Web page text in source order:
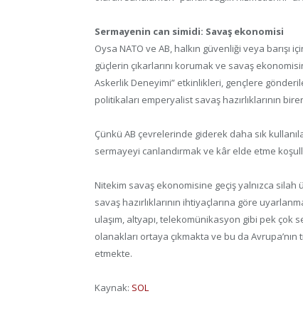
Sermayenin can simidi: Savaş ekonomisi
Oysa NATO ve AB, halkın güvenliği veya
güçlerin çıkarlarını korumak ve savaş
Askerlik Deneyimi” etkinlikleri, gençlere
politikaları emperyalist savaş hazırlıklarının
Çünkü AB çevrelerinde giderek daha sık
sermayeyi canlandırmak ve kâr elde etme
Nitekim savaş ekonomisine geçiş yalnızca silah
savaş hazırlıklarının ihtiyaçlarına göre
ulaşım, altyapı, telekomünikasyon gibi pek çok
olanakları ortaya çıkmakta ve bu da Avrupa’nın
etmekte.
Kaynak: SOL